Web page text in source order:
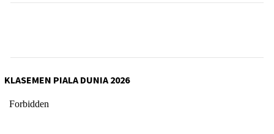
KLASEMEN PIALA DUNIA 2026